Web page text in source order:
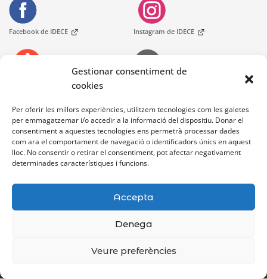
Gestionar consentiment de
cookies
Per oferir les millors experiències, utilitzem tecnologies com les galetes
per emmagatzemar i/o accedir a la informació del dispositiu. Donar el
consentiment a aquestes tecnologies ens permetrà processar dades
com ara el comportament de navegació o identificadors únics en aquest
lloc. No consentir o retirar el consentiment, pot afectar negativament
determinades característiques i funcions.
Accepta
Denega
Veure preferències
Facebook de IDECE
Oficines d'Atenció Ciutadania
Bústia de contacte
Instagram de IDECE